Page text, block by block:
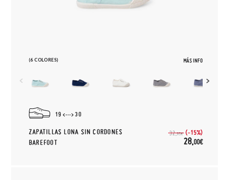
(6 COLORES) MÁS INFO
19 30
ZAPATILLAS LONA SIN CORDONES
BAREFOOT
32,95€ (-15%)
28,00€